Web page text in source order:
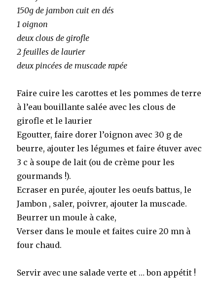
150g de jambon cuit en dés
1 oignon
deux clous de girofle
2 feuilles de laurier
deux pincées de muscade rapée
Faire cuire les carottes et les pommes de terre
à l’eau bouillante salée avec les clous de
girofle et le laurier
Egoutter, faire dorer l’oignon avec 30 g de
beurre, ajouter les légumes et faire étuver avec
3 c à soupe de lait (ou de crème pour les
gourmands !).
Ecraser en purée, ajouter les oeufs battus, le
Jambon , saler, poivrer, ajouter la muscade.
Beurrer un moule à cake,
Verser dans le moule et faites cuire 20 mn à
four chaud.
Servir avec une salade verte et … bon appétit !